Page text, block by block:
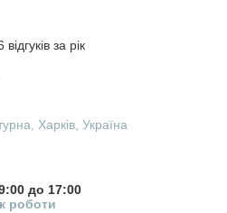
за рік
Харків, Україна
до 17:00
роботи